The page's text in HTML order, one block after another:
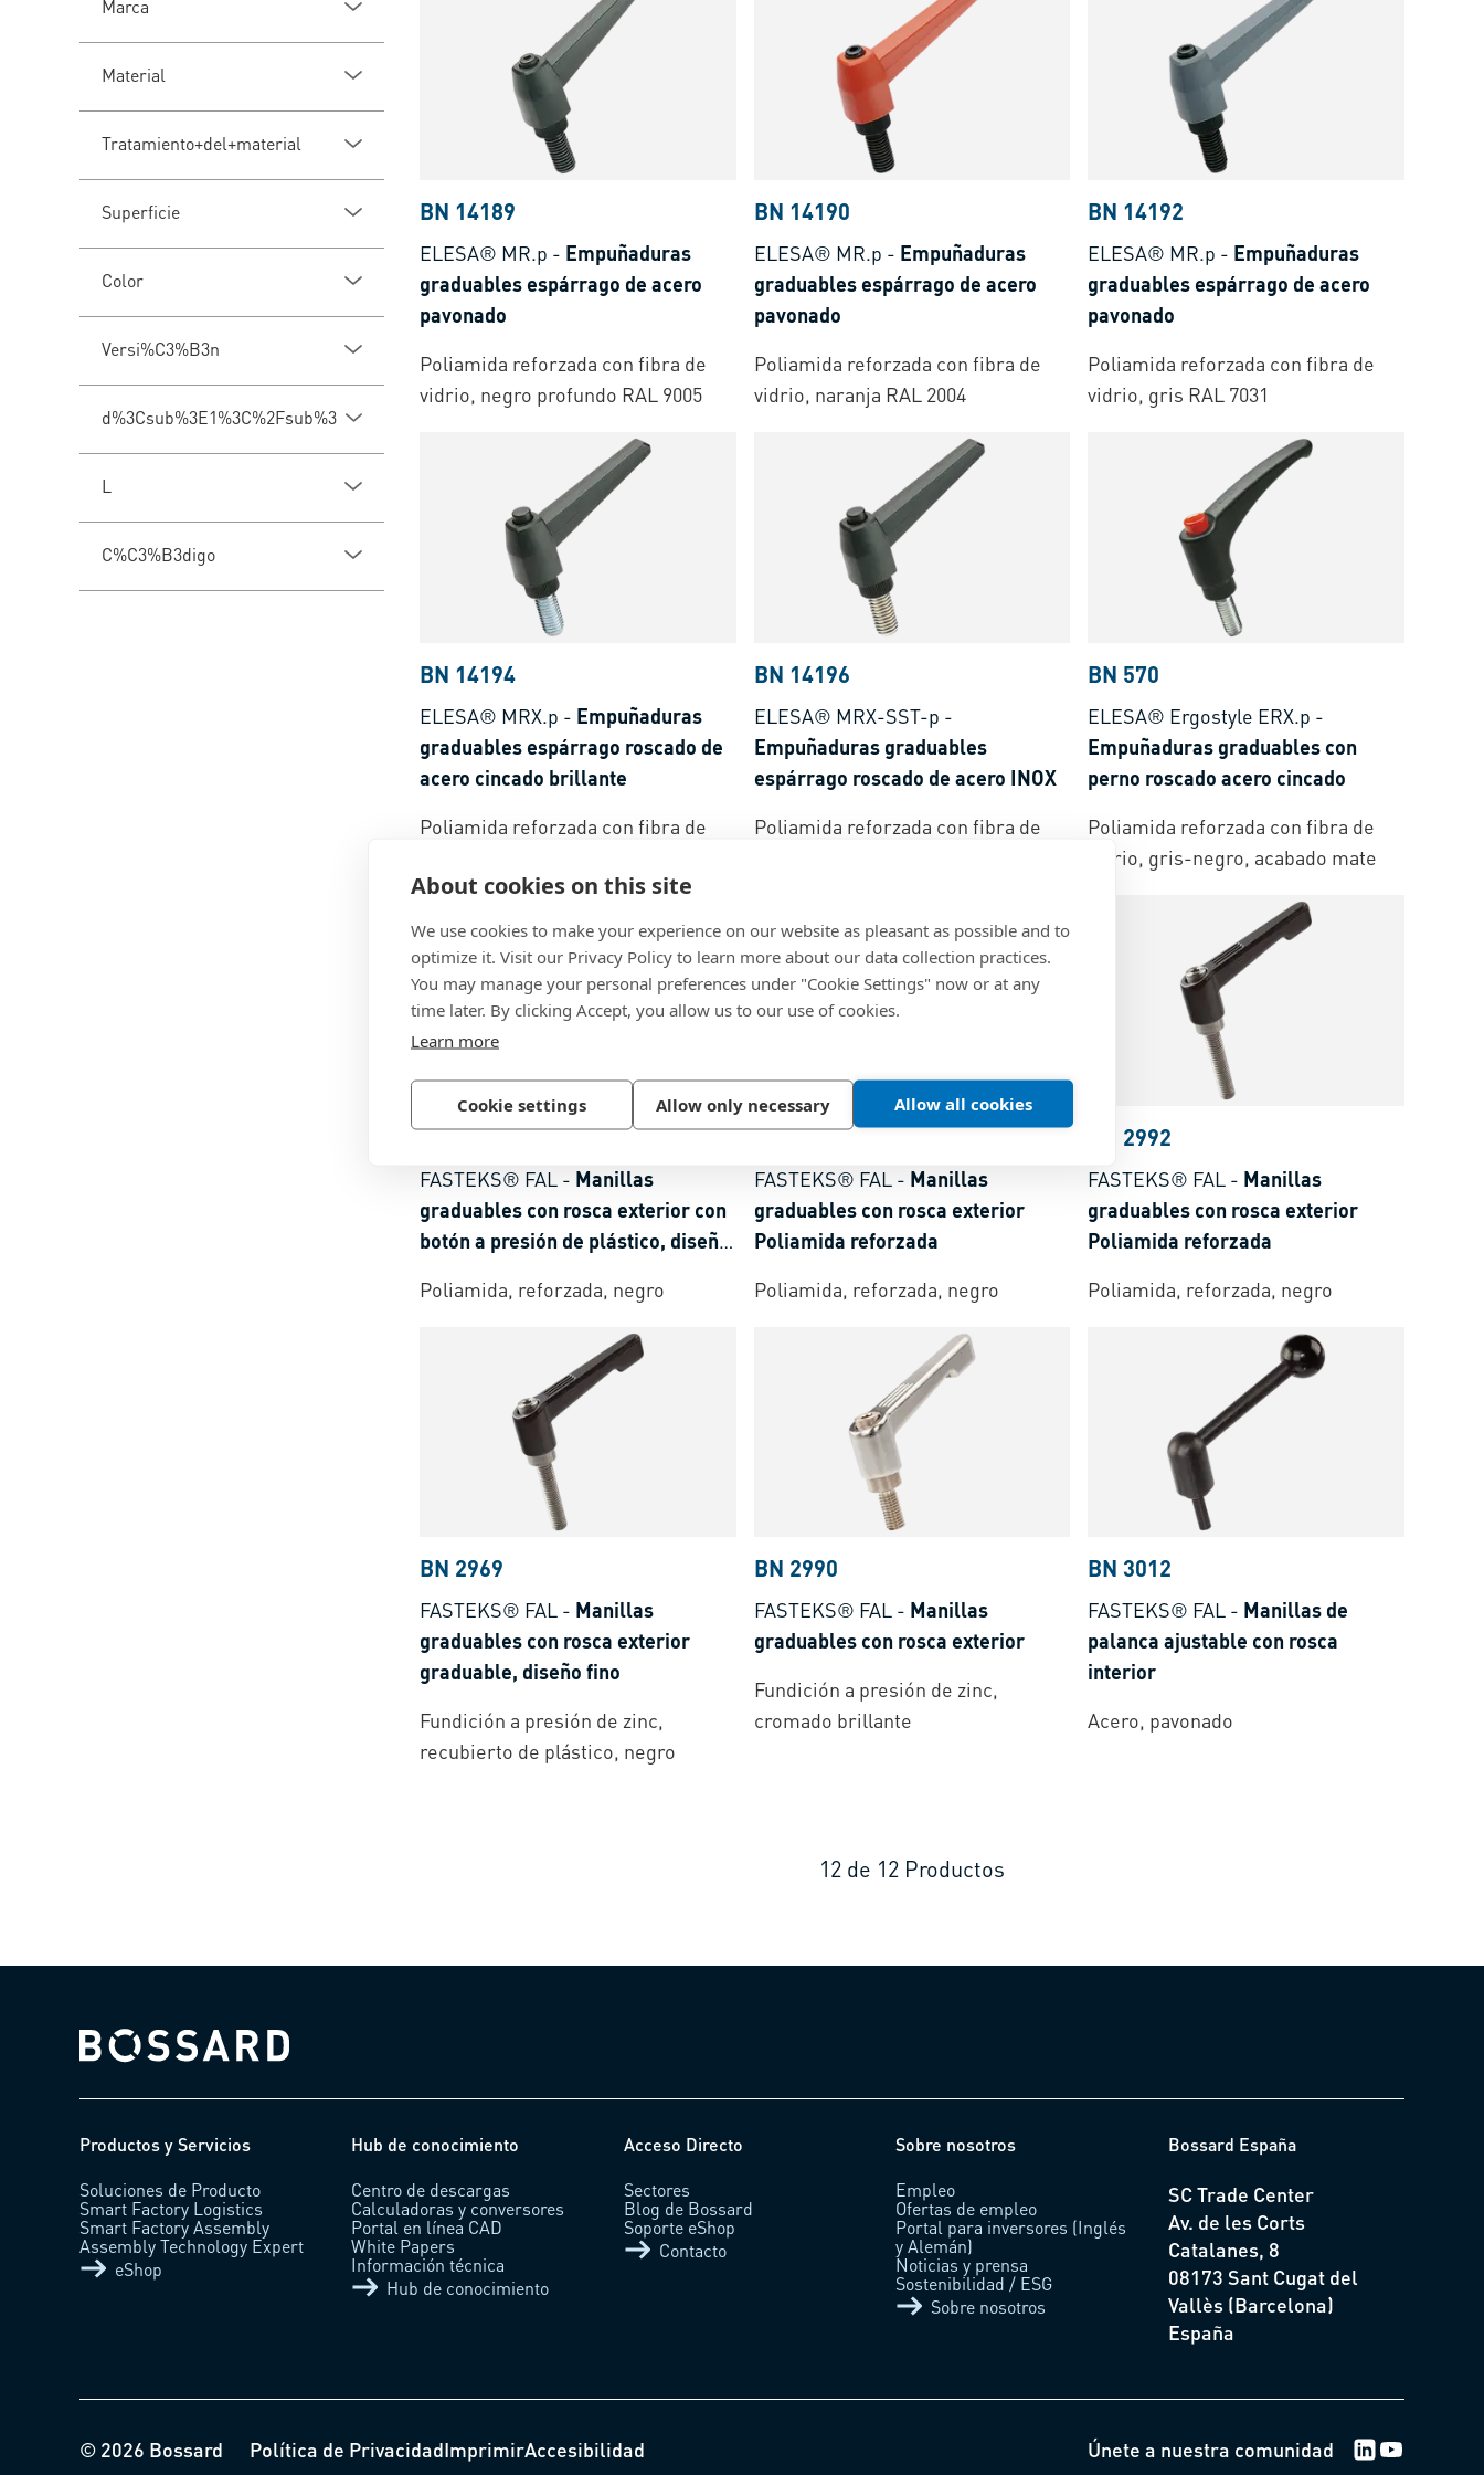
About cookies on this site
We use cookies to make your experience on our website as pleasant as possible and to
optimize it. Visit our Privacy Policy to learn more about our data collection practices.
You may manage your personal preferences under "Cookie Settings" now or at any
time later. By clicking Accept, you allow us to our use of cookies.
Learn more
Cookie settings Allow only necessary Allow all cookies
Marca
Material
Tratamiento+del+material
Superficie
Color
Versi%C3%B3n
d%3Csub%3E1%3C%2Fsub%3E
L
C%C3%B3digo
BN 14189
ELESA® MR.p - Empuñaduras
graduables espárrago de acero
pavonado
Poliamida reforzada con fibra de
vidrio, negro profundo RAL 9005
BN 14190
ELESA® MR.p - Empuñaduras
graduables espárrago de acero
pavonado
Poliamida reforzada con fibra de
vidrio, naranja RAL 2004
BN 14192
ELESA® MR.p - Empuñaduras
graduables espárrago de acero
pavonado
Poliamida reforzada con fibra de
vidrio, gris RAL 7031
BN 14194
ELESA® MRX.p - Empuñaduras
graduables espárrago roscado de
acero cincado brillante
Poliamida reforzada con fibra de
BN 14196
ELESA® MRX-SST-p -
Empuñaduras graduables
espárrago roscado de acero INOX
Poliamida reforzada con fibra de
BN 570
ELESA® Ergostyle ERX.p -
Empuñaduras graduables con
perno roscado acero cincado
Poliamida reforzada con fibra de
vidrio, gris-negro, acabado mate
BN 2965
FASTEKS® FAL - Manillas
graduables con rosca exterior con
botón a presión de plástico, diseño
Poliamida, reforzada, negro
BN 2967
FASTEKS® FAL - Manillas
graduables con rosca exterior
Poliamida reforzada
Poliamida, reforzada, negro
BN 2992
FASTEKS® FAL - Manillas
graduables con rosca exterior
Poliamida reforzada
Poliamida, reforzada, negro
BN 2969
FASTEKS® FAL - Manillas
graduables con rosca exterior
graduable, diseño fino
Fundición a presión de zinc,
recubierto de plástico, negro
BN 2990
FASTEKS® FAL- Manillas
graduables con rosca exterior
Fundición a presión de zinc,
cromado brillante
BN 3012
FASTEKS® FAL - Manillas de
palanca ajustable con rosca
interior
Acero, pavonado
12 de 12 Productos
Bossard homepage
Productos y Servicios
Soluciones de Producto
Smart Factory Logistics
Smart Factory Assembly
Assembly Technology Expert
eShop
Hub de conocimiento
Centro de descargas
Calculadoras y conversores
Portal en línea CAD
White Papers
Información técnica
Hub de conocimiento
Acceso Directo
Sectores
Blog de Bossard
Soporte eShop
Contacto
Sobre nosotros
Empleo
Ofertas de empleo
Portal para inversores (Inglés
y Alemán)
Noticias y prensa
Sostenibilidad / ESG
Sobre nosotros
Bossard España
SC Trade Center
Av. de les Corts
Catalanes, 8
08173 Sant Cugat del
Vallès (Barcelona)
España
Política de PrivacidadImprimirAccesibilidad
© 2026 Bossard Únete a nuestra comunidad